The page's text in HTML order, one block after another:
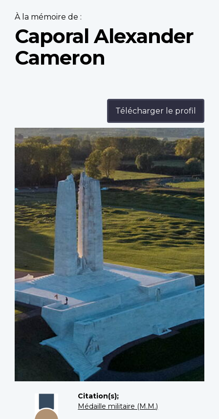
À la mémoire de :
Caporal Alexander
Cameron
Télécharger le profil
Profile
image
Citation(s);
Médaille militaire (M.M.)